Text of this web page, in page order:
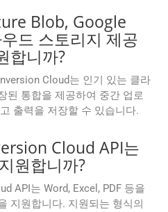
Blob, Google
드 스토리지 제공
합니까?
Cloud는 인기 있는 클라
된 통합을 제공하여 중간 업로
출력을 저장할 수 있습니다.
Cloud API는
원합니까?
API는 Word, Excel, PDF 등을
지원합니다. 지원되는 형식의